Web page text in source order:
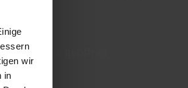
wir
in